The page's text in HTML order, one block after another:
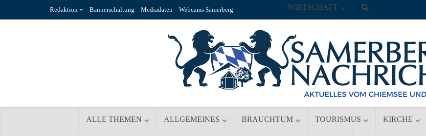
Redaktion Bannerschaltung Mediadaten Webcams Samerberg
ALLE THEMEN ALLGEMEINES BRAUCHTUM TOURISMUS KIRCHE
WIRTSCHAFT